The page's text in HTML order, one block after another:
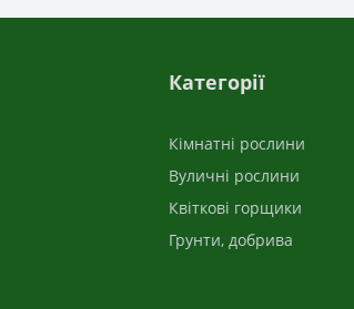
Категорії
Кімнатні рослини
Вуличні рослини
Квіткові горщики
Грунти, добрива